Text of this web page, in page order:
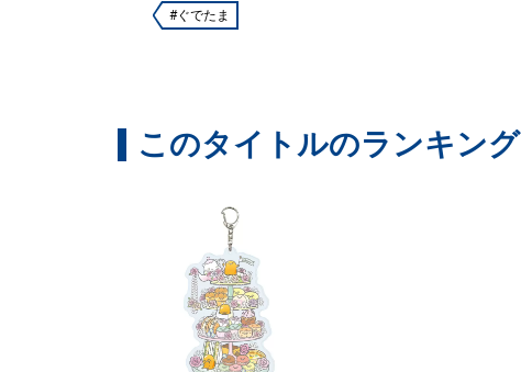
#ぐでたま
このタイトルのランキング